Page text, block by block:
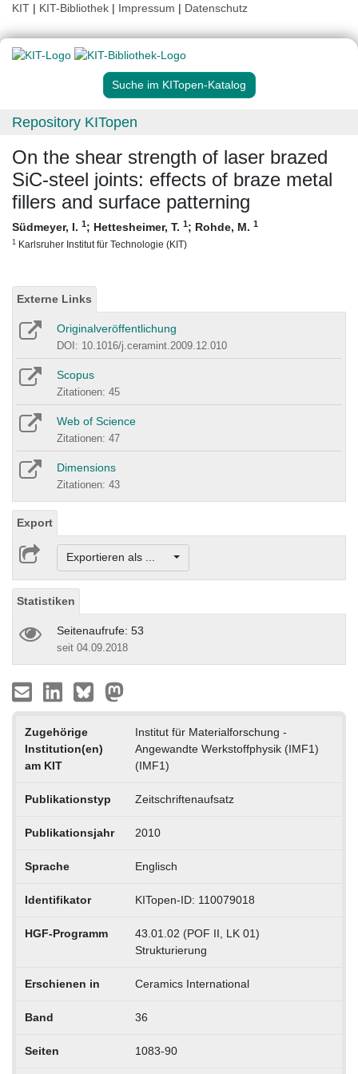
KIT | KIT-Bibliothek | Impressum | Datenschutz
Suche im KITopen-Katalog
Repository KITopen
On the shear strength of laser brazed
SiC-steel joints: effects of braze metal
fillers and surface patterning
Südmeyer, I. 1; Hettesheimer, T. 1; Rohde, M. 1
1 Karlsruher Institut für Technologie (KIT)
Externe Links
Originalveröffentlichung
DOI: 10.1016/j.ceramint.2009.12.010
Scopus
Zitationen: 45
Web of Science
Zitationen: 47
Dimensions
Zitationen: 43
Export
Exportieren als ...
Statistiken
Seitenaufrufe: 53
seit 04.09.2018
Zugehörige
Institution(en)
am KIT
Institut für Materialforschung -
Angewandte Werkstoffphysik (IMF1)
(IMF1)
Publikationstyp Zeitschriftenaufsatz
Publikationsjahr 2010
Sprache Englisch
Identifikator KITopen-ID: 110079018
HGF-Programm
43.01.02 (POF II, LK 01)
Strukturierung
Erschienen in Ceramics International
Band 36
Seiten 1083-90